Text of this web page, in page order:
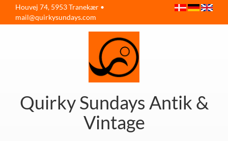
Houvej 74, 5953 Tranekær •
mail@quirkysundays.com
Quirky Sundays Antik &
Vintage